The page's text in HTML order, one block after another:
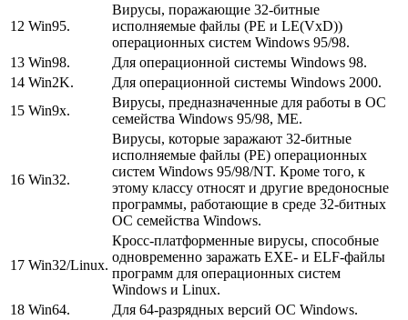
12 Win95.
Вирусы, поражающие 32-битные
исполняемые файлы (PE и LE(VxD))
операционных систем Windows 95/98.
13 Win98.
Для операционной системы Windows 98.
14 Win2K.
Для операционной системы Windows 2000.
15 Win9x.
Вирусы, предназначенные для работы в ОС
семейства Windows 95/98, ME.
16 Win32.
Вирусы, которые заражают 32-битные
исполняемые файлы (PE) операционных
систем Windows 95/98/NT. Кроме того, к
этому классу относят и другие вредоносные
программы, работающие в среде 32-битных
ОС семейства Windows.
17 Win32/Linux.
Кросс-платформенные вирусы, способные
одновременно заражать EXE- и ELF-файлы
программ для операционных систем
Windows и Linux.
18 Win64. Для 64-разрядных версий ОС Windows.